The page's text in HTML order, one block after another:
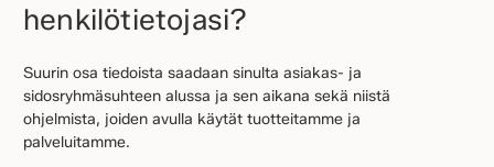
henkilötietojasi?
Suurin osa tiedoista saadaan sinulta asiakas- ja
sidosryhmäsuhteen alussa ja sen aikana sekä niistä
ohjelmista, joiden avulla käytät tuotteitamme ja
palveluitamme.